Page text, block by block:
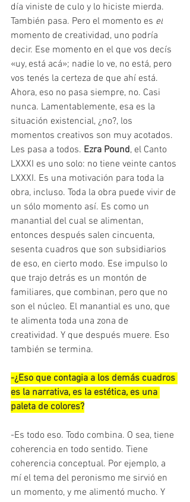
día viniste de culo y lo hiciste mierda.
También pasa. Pero el momento es el
momento de creatividad, uno podría
decir. Ese momento en el que vos decís
«uy, está acá»; nadie lo ve, no está, pero
vos tenés la certeza de que ahí está.
Ahora, eso no pasa siempre, no. Casi
nunca. Lamentablemente, esa es la
situación existencial, ¿no?, los
momentos creativos son muy acotados.
Les pasa a todos. Ezra Pound, el Canto
LXXXI es uno solo: no tiene veinte cantos
LXXXI. Es una motivación para toda la
obra, incluso. Toda la obra puede vivir de
un sólo momento así. Es como un
manantial del cual se alimentan,
entonces después salen cincuenta,
sesenta cuadros que son subsidiarios
de eso, en cierto modo. Ese impulso lo
que trajo detrás es un montón de
familiares, que combinan, pero que no
son el núcleo. El manantial es uno, que
te alimenta toda una zona de
creatividad. Y que después muere. Eso
también se termina.
-¿Eso que contagia a los demás cuadros
es la narrativa, es la estética, es una
paleta de colores?
-Es todo eso. Todo combina. O sea, tiene
coherencia en todo sentido. Tiene
coherencia conceptual. Por ejemplo, a
mí el tema del peronismo me sirvió en
un momento, y me alimentó mucho. Y